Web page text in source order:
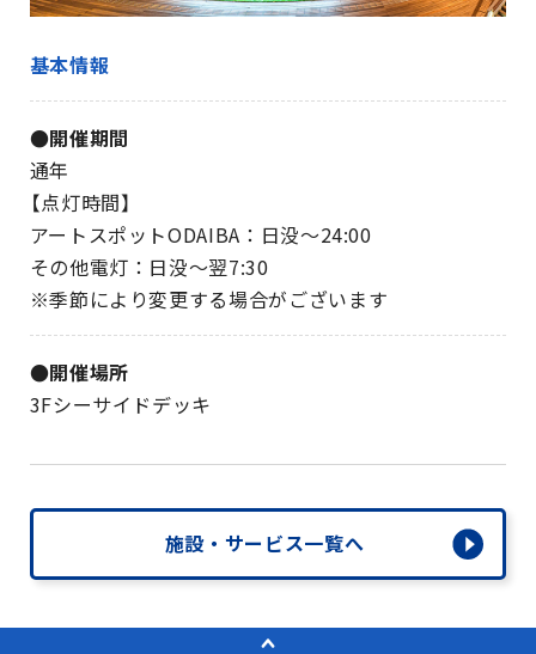
基本情報
●開催期間
通年
【点灯時間】
アートスポットODAIBA：日没～24:00
その他電灯：日没～翌7:30
※季節により変更する場合がございます
●開催場所
3Fシーサイドデッキ
施設・サービス一覧へ